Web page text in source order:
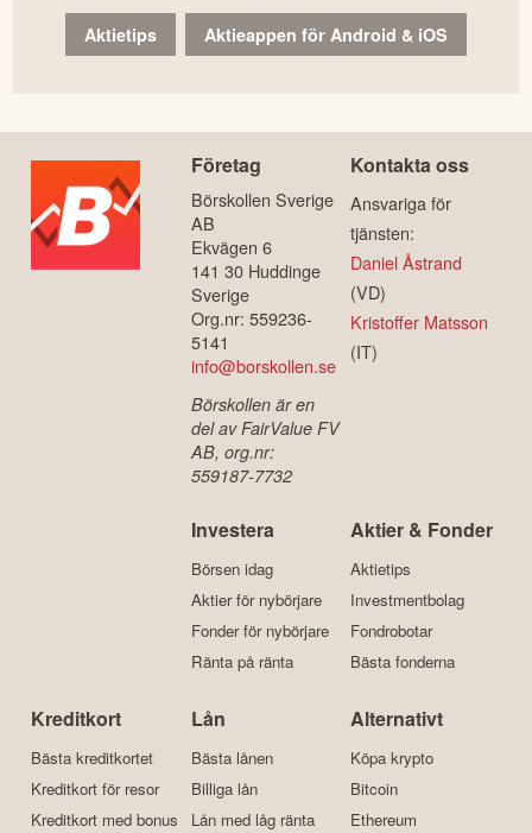
Aktietips Aktieappen för Android & iOS
Företag
Börskollen Sverige
AB
Ekvägen 6
141 30 Huddinge
Sverige
Org.nr: 559236-
5141
info@borskollen.se
Börskollen är en
del av FairValue FV
AB, org.nr:
559187-7732
Kontakta oss
Ansvariga för
tjänsten:
Daniel Åstrand
(VD)
Kristoffer Matsson
(IT)
Investera
Börsen idag
Aktier för nybörjare
Fonder för nybörjare
Ränta på ränta
Aktier & Fonder
Aktietips
Investmentbolag
Fondrobotar
Bästa fonderna
Kreditkort
Bästa kreditkortet
Kreditkort för resor
Kreditkort med bonus
Lån
Bästa lånen
Billiga lån
Lån med låg ränta
Alternativt
Köpa krypto
Bitcoin
Ethereum